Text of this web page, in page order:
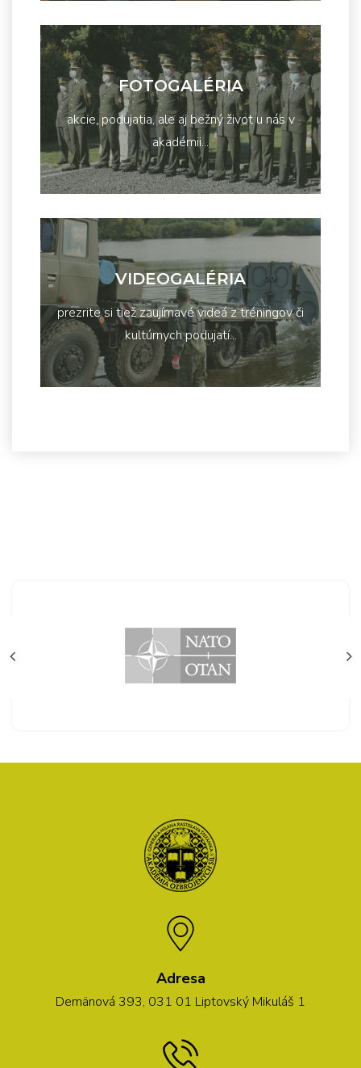
FOTOGALÉRIA
akcie, podujatia, ale aj bežný život u nás v
akadémii...
VIDEOGALÉRIA
prezrite si tiež zaujímavé videá z tréningov či
kultúrnych podujatí...
Adresa
Demänová 393, 031 01 Liptovský Mikuláš 1